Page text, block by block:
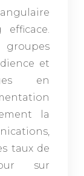
efficace.
groupes
et
en
la
taux de
sur